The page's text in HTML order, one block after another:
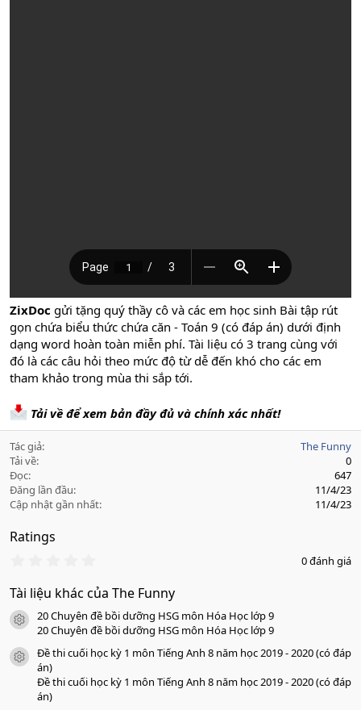
ZixDoc gửi tặng quý thầy cô và các em học sinh Bài tập rút
gọn chứa biểu thức chứa căn - Toán 9 (có đáp án) dưới định
dạng word hoàn toàn miễn phí. Tài liệu có 3 trang cùng với
đó là các câu hỏi theo mức độ từ dễ đến khó cho các em
tham khảo trong mùa thi sắp tới.
Tải về để xem bản đầy đủ và chính xác nhất!
Tác giả
The Funny
Tải về
0
Đọc
647
Đăng lần đầu
11/4/23
Cập nhật gần nhất
11/4/23
Ratings
0
0
s
a
o
0 đánh giá
Tài liệu khác của The Funny
icon tài liệu
20 Chuyên đề bồi dưỡng HSG môn Hóa Học lớp 9
20 Chuyên đề bồi dưỡng HSG môn Hóa Học lớp 9
icon tài liệu
Đề thi cuối học kỳ 1 môn Tiếng Anh 8 năm học 2019 - 2020 (có đáp
án)
Đề thi cuối học kỳ 1 môn Tiếng Anh 8 năm học 2019 - 2020 (có đáp
án)